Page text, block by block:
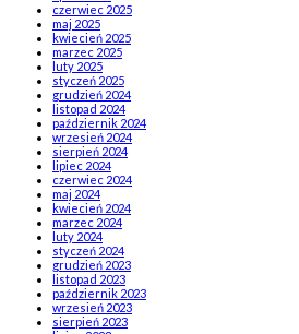
czerwiec 2025
maj 2025
kwiecień 2025
marzec 2025
luty 2025
styczeń 2025
grudzień 2024
listopad 2024
październik 2024
wrzesień 2024
sierpień 2024
lipiec 2024
czerwiec 2024
maj 2024
kwiecień 2024
marzec 2024
luty 2024
styczeń 2024
grudzień 2023
listopad 2023
październik 2023
wrzesień 2023
sierpień 2023